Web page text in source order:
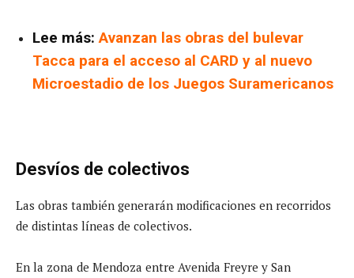
Lee más:Avanzan las obras del bulevar
Tacca para el acceso al CARD y al nuevo
Microestadio de los Juegos Suramericanos
Desvíos de colectivos
Las obras también generarán modificaciones en recorridos
de distintas líneas de colectivos.
En la zona de Mendoza entre Avenida Freyre y San